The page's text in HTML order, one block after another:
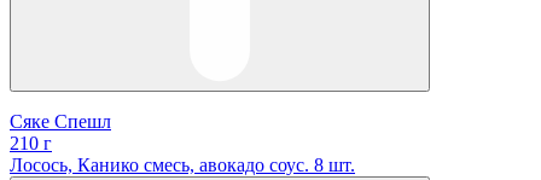
Сяке Спешл
210 г
Лосось, Канико смесь, авокадо соус. 8 шт.